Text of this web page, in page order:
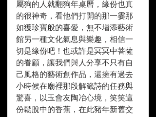
屬狗的人就翻狗年桌曆，緣份也真
的很神奇，看他們打開的那一霎那
如獲珍寶般的喜愛，無不增添藝術
館另一種文化氣息與樂趣，相信一
切是緣份吧！也或許是冥冥中菩薩
的眷顧，讓我們與人分享不只有自
己風格的藝術創作品，還擁有過去
小時候在廟裡那段解籤詩的任務與
驚喜，以玉會友陶冶心境，笑笑這
份鬆脫中的香蕉，在此豬年新舊交